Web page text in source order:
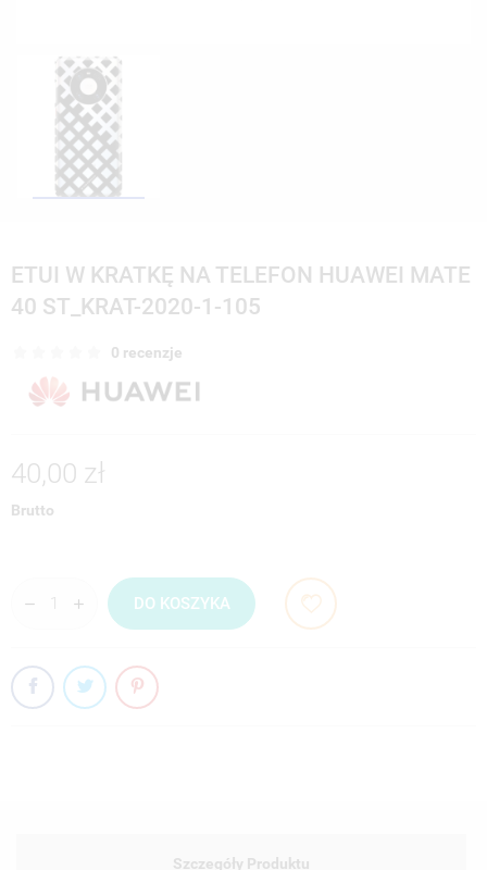
ETUI W KRATKĘ NA TELEFON HUAWEI MATE
40 ST_KRAT-2020-1-105
0 recenzje
40,00 zł
Brutto
DO KOSZYKA
Szczegóły Produktu